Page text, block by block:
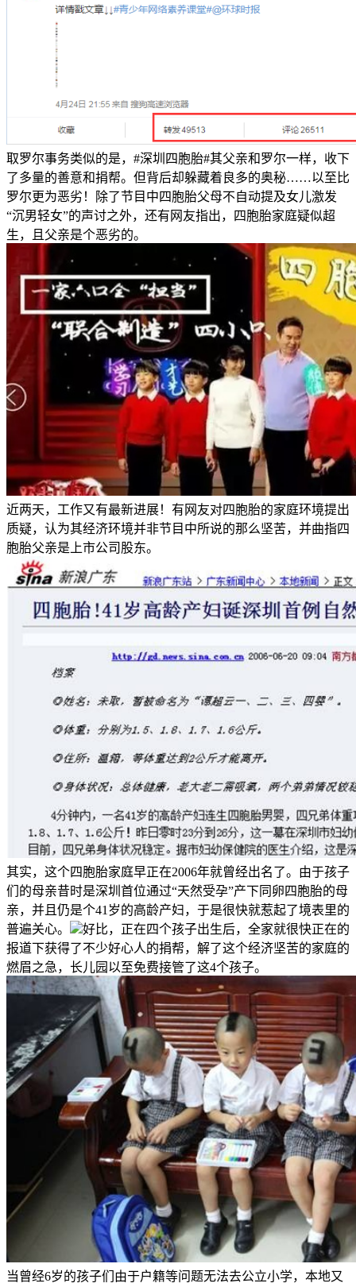
取罗尔事务类似的是，#深圳四胞胎#其父亲和罗尔一样，收下
了多量的善意和捐帮。但背后却躲藏着良多的奥秘……以至比
罗尔更为恶劣！除了节目中四胞胎父母不自动提及女儿激发
“沉男轻女”的声讨之外，还有网友指出，四胞胎家庭疑似超
生，且父亲是个恶劣的。
近两天，工作又有最新进展！有网友对四胞胎的家庭环境提出
质疑，认为其经济环境并非节目中所说的那么坚苦，并曲指四
胞胎父亲是上市公司股东。
其实，这个四胞胎家庭早正在2006年就曾经出名了。由于孩子
们的母亲昔时是深圳首位通过“天然受孕”产下同卵四胞胎的母
亲，并且仍是个41岁的高龄产妇，于是很快就惹起了境表里的
普遍关心。
好比，正在四个孩子出生后，全家就很快正在的
报道下获得了不少好心人的捐帮，解了这个经济坚苦的家庭的
燃眉之急，长儿园以至免费接管了这4个孩子。
当曾经6岁的孩子们由于户籍等问题无法去公立小学，本地又